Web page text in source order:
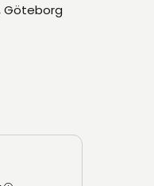
Göteborg